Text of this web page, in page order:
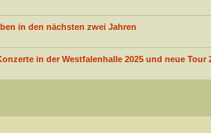
in den nächsten zwei Jahren
in der Westfalenhalle 2025 und neue Tour